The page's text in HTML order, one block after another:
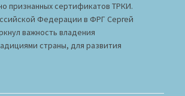
признанных сертификатов ТРКИ.
Федерации в ФРГ Сергей
важность владения
страны, для развития